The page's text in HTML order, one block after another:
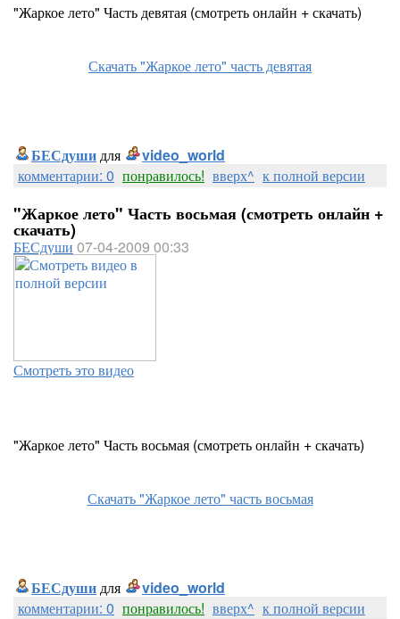
"Жаркое лето" Часть девятая (смотреть онлайн + скачать)
Скачать "Жаркое лето" часть девятая
БЕСдушидля
video_world
комментарии: 0 понравилось! вверх^ к полной версии
"Жаркое лето" Часть восьмая (смотреть онлайн +
скачать)
БЕСдуши 07-04-2009 00:33
Смотреть это видео
"Жаркое лето" Часть восьмая (смотреть онлайн + скачать)
Скачать "Жаркое лето" часть восьмая
БЕСдушидля
video_world
комментарии: 0 понравилось! вверх^ к полной версии